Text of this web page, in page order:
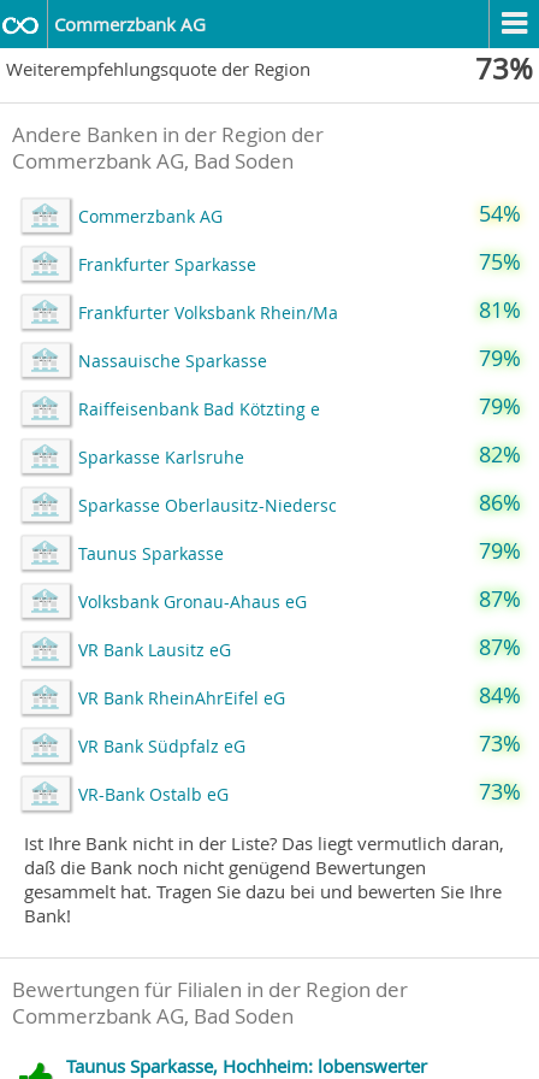
Commerzbank AG
Weiterempfehlungsquote der Region
73%
Andere Banken in der Region der
Commerzbank AG, Bad Soden
Commerzbank AG 54%
Frankfurter Sparkasse 75%
Frankfurter Volksbank Rhein/Ma 81%
Nassauische Sparkasse 79%
Raiffeisenbank Bad Kötzting e 79%
Sparkasse Karlsruhe 82%
Sparkasse Oberlausitz-Niedersc 86%
Taunus Sparkasse 79%
Volksbank Gronau-Ahaus eG 87%
VR Bank Lausitz eG 87%
VR Bank RheinAhrEifel eG 84%
VR Bank Südpfalz eG 73%
VR-Bank Ostalb eG 73%
Ist Ihre Bank nicht in der Liste? Das liegt vermutlich daran,
daß die Bank noch nicht genügend Bewertungen
gesammelt hat. Tragen Sie dazu bei und bewerten Sie Ihre
Bank!
Bewertungen für Filialen in der Region der
Commerzbank AG, Bad Soden
Taunus Sparkasse, Hochheim: lobenswerter